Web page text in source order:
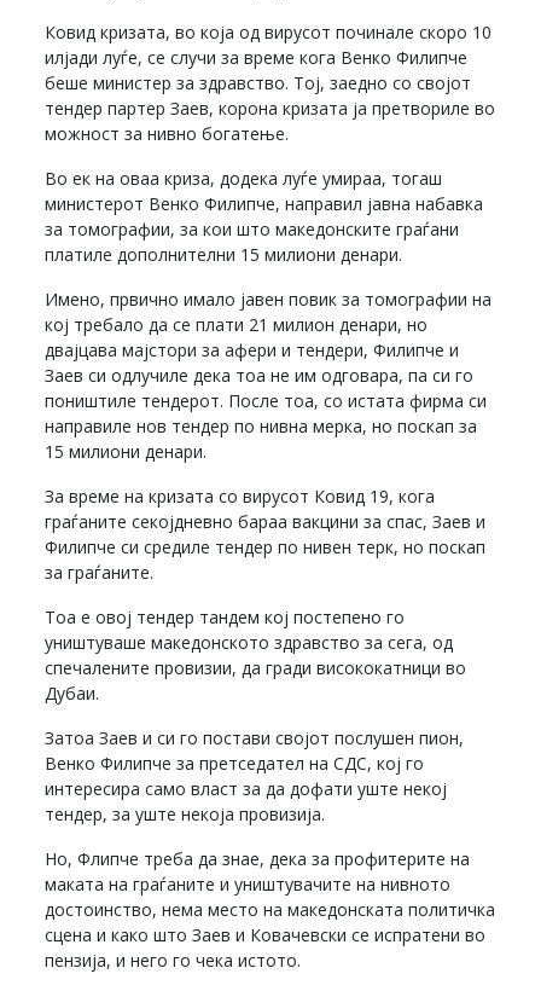
Ковид кризата, во која од вирусот починале скоро 10
илјади луѓе, се случи за време кога Венко Филипче
беше министер за здравство. Тој, заедно со својот
тендер партер Заев, корона кризата ја претвориле во
можност за нивно богатење.
Во ек на оваа криза, додека луѓе умираа, тогаш
министерот Венко Филипче, направил јавна набавка
за томографии, за кои што македонските граѓани
платиле дополнителни 15 милиони денари.
Имено, првично имало јавен повик за томографии на
кој требало да се плати 21 милион денари, но
двајцава мајстори за афери и тендери, Филипче и
Заев си одлучиле дека тоа не им одговара, па си го
поништиле тендерот. После тоа, со истата фирма си
направиле нов тендер по нивна мерка, но поскап за
15 милиони денари.
За време на кризата со вирусот Ковид 19, кога
граѓаните секојдневно бараа вакцини за спас, Заев и
Филипче си средиле тендер по нивен терк, но поскап
за граѓаните.
Тоа е овој тендер тандем кој постепено го
уништуваше македонското здравство за сега, од
спечалените провизии, да гради висококатници во
Дубаи.
Затоа Заев и си го постави својот послушен пион,
Венко Филипче за претседател на СДС, кој го
интересира само власт за да дофати уште некој
тендер, за уште некоја провизија.
Но, Флипче треба да знае, дека за профитерите на
маката на граѓаните и уништувачите на нивното
достоинство, нема место на македонската политичка
сцена и како што Заев и Ковачевски се испратени во
пензија, и него го чека истото.